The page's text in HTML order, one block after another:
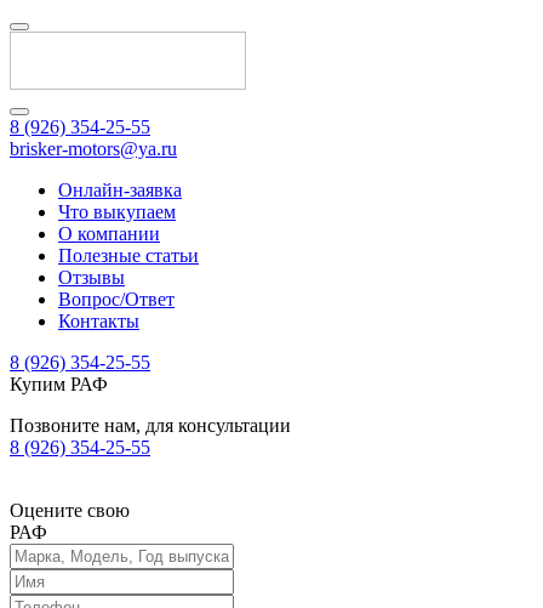
8 (926) 354-25-55
brisker-motors@ya.ru
Онлайн-заявка
Что выкупаем
О компании
Полезные статьи
Отзывы
Вопрос/Ответ
Контакты
8 (926) 354-25-55
Купим РАФ
Позвоните нам, для консультации
8 (926) 354-25-55
Оцените свою
РАФ